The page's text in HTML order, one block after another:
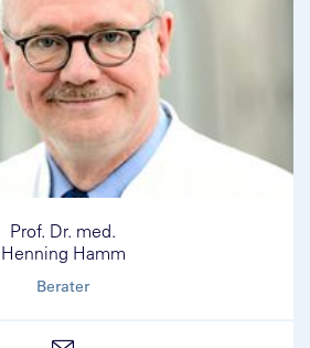
Prof. Dr. med.
Henning Hamm
Berater